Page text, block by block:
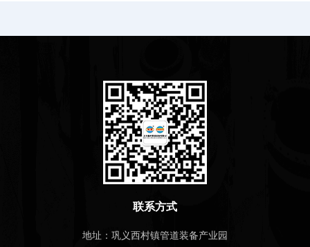
联系方式
地址：巩义西村镇管道装备产业园